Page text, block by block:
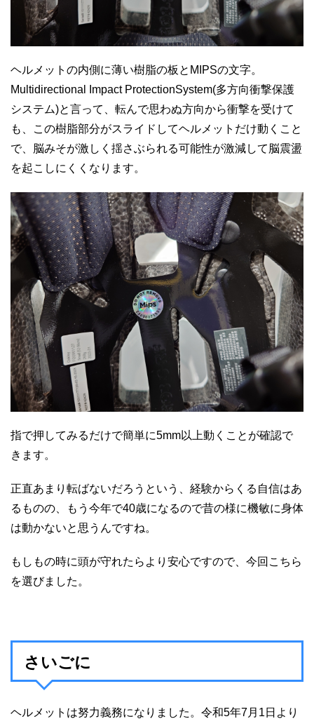
ヘルメットの内側に薄い樹脂の板とMIPSの文字。
Multidirectional Impact ProtectionSystem(多方向衝撃保護
システム)と言って、転んで思わぬ方向から衝撃を受けて
も、この樹脂部分がスライドしてヘルメットだけ動くこと
で、脳みそが激しく揺さぶられる可能性が激減して脳震盪
を起こしにくくなります。
指で押してみるだけで簡単に5mm以上動くことが確認で
きます。
正直あまり転ばないだろうという、経験からくる自信はあ
るものの、もう今年で40歳になるので昔の様に機敏に身体
は動かないと思うんですね。
もしもの時に頭が守れたらより安心ですので、今回こちら
を選びました。
さいごに
ヘルメットは努力義務になりました。令和5年7月1日より